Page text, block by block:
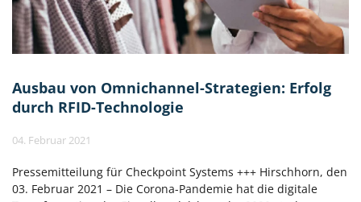
Ausbau von Omnichannel-Strategien: Erfolg
durch RFID-Technologie
04. Februar 2021
Pressemitteilung für Checkpoint Systems +++ Hirschhorn, den
03. Februar 2021 – Die Corona-Pandemie hat die digitale